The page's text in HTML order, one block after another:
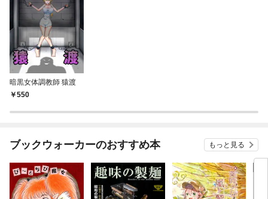
暗黒女体調教師 猿渡
550
ブックウォーカーのおすすめ本 もっと見る